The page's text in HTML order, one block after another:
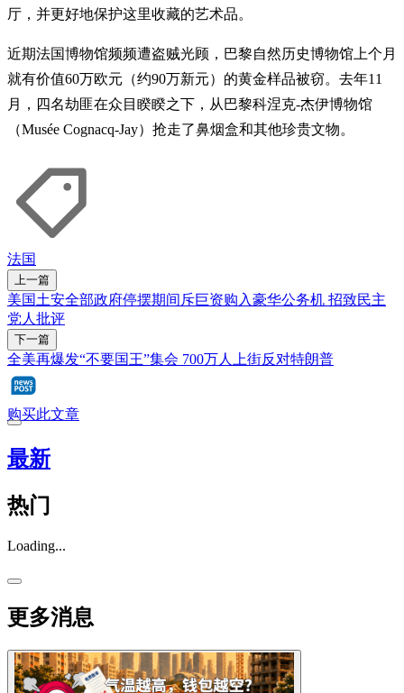
厅，并更好地保护这里收藏的艺术品。
近期法国博物馆频频遭盗贼光顾，巴黎自然历史博物馆上个月
就有价值60万欧元（约90万新元）的黄金样品被窃。去年11
月，四名劫匪在众目睽睽之下，从巴黎科涅克-杰伊博物馆
（Musée Cognacq-Jay）抢走了鼻烟盒和其他珍贵文物。
法国
上一篇
美国土安全部政府停摆期间斥巨资购入豪华公务机 招致民主
党人批评
下一篇
全美再爆发“不要国王”集会 700万人上街反对特朗普
购买此文章
最新
热门
Loading...
更多消息